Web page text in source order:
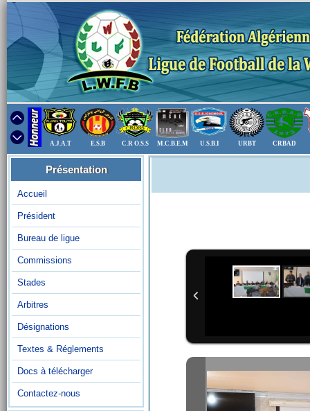
A.J.A.T E.S.B C.R O.S.S M.C.B.E.M U.S.B.I URBT CRBAD
Présentation
Accueil
Président
Bureau de ligue
Commissions
Stades
Arbitres
Désignations
Textes & Réglements
Docs à télécharger
Contactez-nous